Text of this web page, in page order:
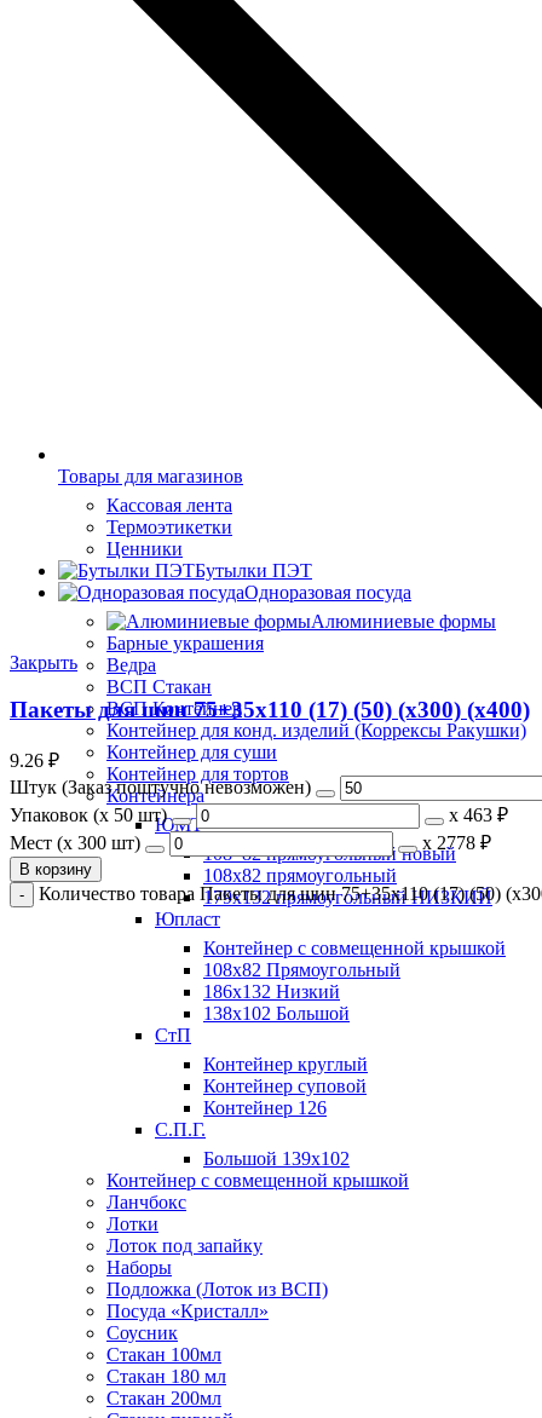
Товары для магазинов
Кассовая лента
Термоэтикетки
Ценники
Бутылки ПЭТ
Одноразовая посуда
Алюминиевые формы
Барные украшения
Ведра
ВСП Стакан
ВСП Контейнер
Контейнер для конд. изделий (Коррексы Ракушки)
Контейнер для суши
Контейнер для тортов
Контейнера
ЮМТ
108*82 прямоугольный новый
108х82 прямоугольный
179х132 прямоугольный НИЗКИЙ
Юпласт
Контейнер с совмещенной крышкой
108х82 Прямоугольный
186х132 Низкий
138х102 Большой
СтП
Контейнер круглый
Контейнер суповой
Контейнер 126
С.П.Г.
Большой 139х102
Контейнер с совмещенной крышкой
Ланчбокс
Лотки
Лоток под запайку
Наборы
Подложка (Лоток из ВСП)
Посуда «Кристалл»
Соусник
Стакан 100мл
Стакан 180 мл
Стакан 200мл
Закрыть
Пакеты для шин 75+35х110 (17) (50) (х300) (х400)
9.26 ₽
Штук (Заказ поштучно невозможен)
Упаковок (x 50 шт)
х 463 ₽
Мест (x 300 шт)
х 2778 ₽
В корзину
Количество товара Пакеты для шин 75+35х110 (17) (50)